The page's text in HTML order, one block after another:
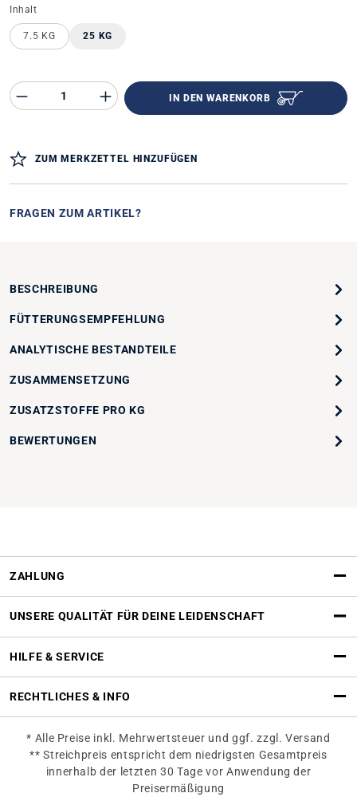
Inhaltauswählen
7.5 KG 25 KG
Produkt Anzahl des Produktes
IN DEN WARENKORB
ZUM MERKZETTEL HINZUFÜGEN
FRAGEN ZUM ARTIKEL?
BESCHREIBUNG
FÜTTERUNGSEMPFEHLUNG
ANALYTISCHE BESTANDTEILE
ZUSAMMENSETZUNG
ZUSATZSTOFFE PRO KG
BEWERTUNGEN
ZAHLUNG
UNSERE QUALITÄT FÜR DEINE LEIDENSCHAFT
HILFE & SERVICE
RECHTLICHES & INFO
* Alle Preise inkl. Mehrwertsteuer und ggf. zzgl. Versand
** Streichpreis entspricht dem niedrigsten Gesamtpreis
innerhalb der letzten 30 Tage vor Anwendung der
Preisermäßigung